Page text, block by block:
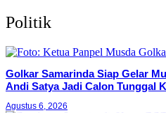
Politik
Golkar Samarinda Siap Gelar
Andi Satya Jadi Calon Tunggal
Agustus 6, 2026